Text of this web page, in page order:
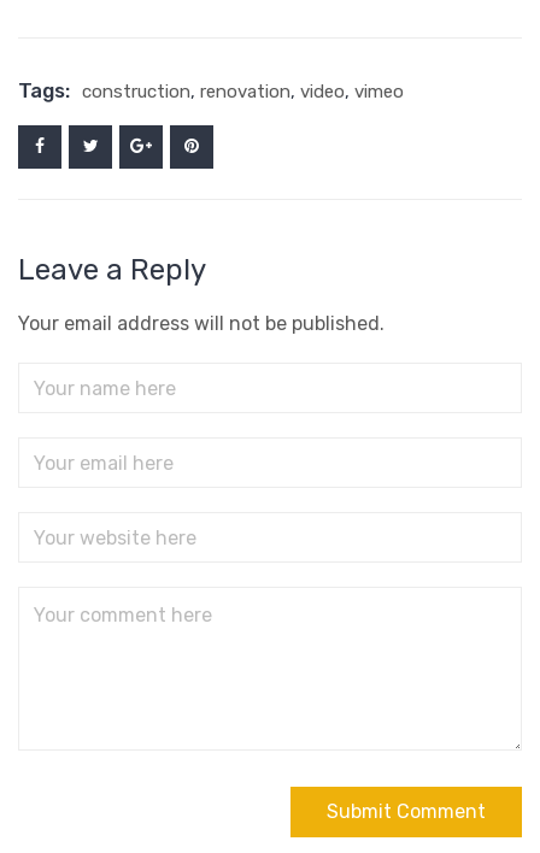
Tags: construction, renovation, video, vimeo
Leave a Reply
Your email address will not be published.